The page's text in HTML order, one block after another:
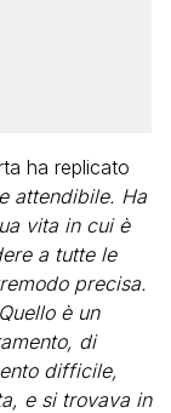
ha replicato
attendibile. Ha
vita in cui è
a tutte le
precisa.
è un
di
difficile,
e si trovava in